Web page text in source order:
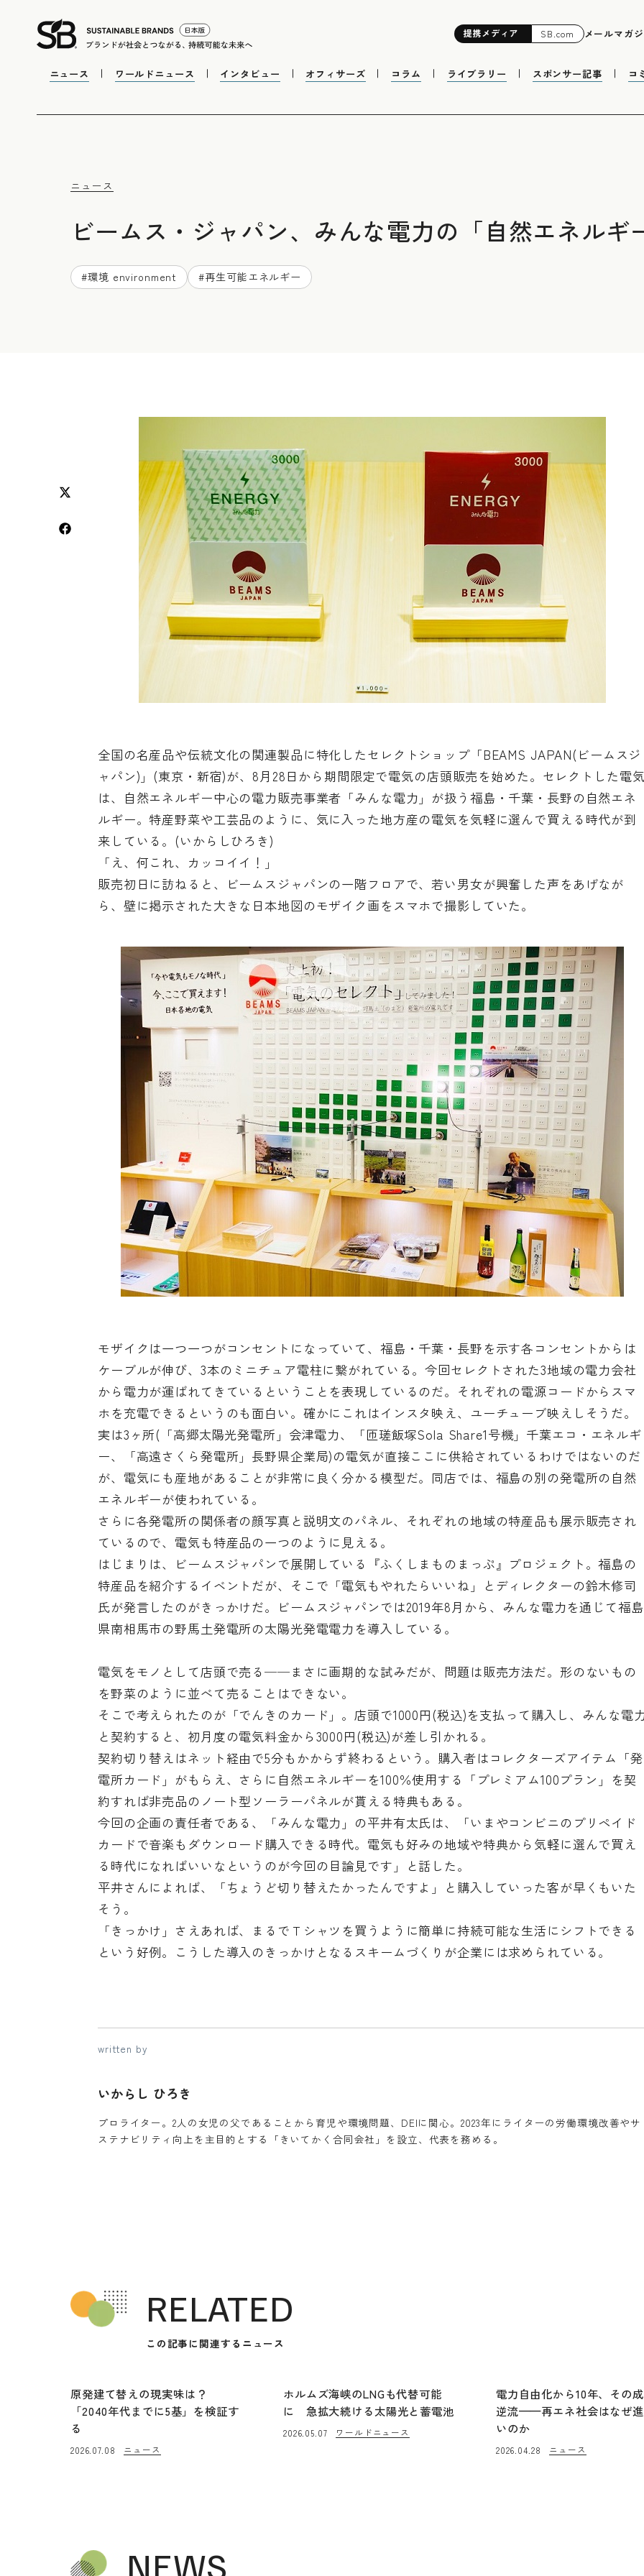
提携メディア SB.com メールマガ
ニュース ワールドニュース インタビュー オフィサーズ コラム ライブラリー スポンサー記事 コ
ニュース
ビームス・ジャパン、みんな電力の「自然エネル
#環境 environment #再生可能エネルギー
全国の名産品や伝統文化の関連製品に特化したセレクトショップ「BEAMS JAPAN(ビームスジ
ャパン)」(東京・新宿)が、8月28日から期間限定で電気の店頭販売を始めた。セレクトした電
は、自然エネルギー中心の電力販売事業者「みんな電力」が扱う福島・千葉・長野の自然エネ
ルギー。特産野菜や工芸品のように、気に入った地方産の電気を気軽に選んで買える時代が到
来している。(いからしひろき)
「え、何これ、カッコイイ！」
販売初日に訪ねると、ビームスジャパンの一階フロアで、若い男女が興奮した声をあげなが
ら、壁に掲示された大きな日本地図のモザイク画をスマホで撮影していた。
モザイクは一つ一つがコンセントになっていて、福島・千葉・長野を示す各コンセントからは
ケーブルが伸び、3本のミニチュア電柱に繋がれている。今回セレクトされた3地域の電力会社
から電力が運ばれてきているということを表現しているのだ。それぞれの電源コードからスマ
ホを充電できるというのも面白い。確かにこれはインスタ映え、ユーチューブ映えしそうだ。
実は3ヶ所(「高郷太陽光発電所」会津電力、「匝瑳飯塚Sola Share1号機」千葉エコ・エネルギ
ー、「高遠さくら発電所」長野県企業局)の電気が直接ここに供給されているわけではないのだ
が、電気にも産地があることが非常に良く分かる模型だ。同店では、福島の別の発電所の自然
エネルギーが使われている。
さらに各発電所の関係者の顔写真と説明文のパネル、それぞれの地域の特産品も展示販売され
ているので、電気も特産品の一つのように見える。
はじまりは、ビームスジャパンで展開している『ふくしまものまっぷ』プロジェクト。福島の
特産品を紹介するイベントだが、そこで「電気もやれたらいいね」とディレクターの鈴木修司
氏が発言したのがきっかけだ。ビームスジャパンでは2019年8月から、みんな電力を通じて福島
県南相馬市の野馬土発電所の太陽光発電電力を導入している。
電気をモノとして店頭で売る──まさに画期的な試みだが、問題は販売方法だ。形のないもの
を野菜のように並べて売ることはできない。
そこで考えられたのが「でんきのカード」。店頭で1000円(税込)を支払って購入し、みんな電
と契約すると、初月度の電気料金から3000円(税込)が差し引かれる。
契約切り替えはネット経由で5分もかからず終わるという。購入者はコレクターズアイテム「発
電所カード」がもらえ、さらに自然エネルギーを100％使用する「プレミアム100プラン」を契
約すれば非売品のノート型ソーラーパネルが貰える特典もある。
今回の企画の責任者である、「みんな電力」の平井有太氏は、「いまやコンビニのプリペイド
カードで音楽もダウンロード購入できる時代。電気も好みの地域や特典から気軽に選んで買え
る時代になればいいなというのが今回の目論見です」と話した。
平井さんによれば、「ちょうど切り替えたかったんですよ」と購入していった客が早くもいた
そう。
「きっかけ」さえあれば、まるでＴシャツを買うように簡単に持続可能な生活にシフトできる
という好例。こうした導入のきっかけとなるスキームづくりが企業には求められている。
written by
いからし ひろき
プロライター。2人の女児の父であることから育児や環境問題、DEIに関心。2023年にライターの労働環境改善やサ
ステナビリティ向上を主目的とする「きいてかく合同会社」を設立、代表を務める。
RELATED
この記事に関連するニュース
原発建て替えの現実味は？
「2040年代までに5基」を検証す
る
2026.07.08 ニュース
ホルムズ海峡のLNGも代替可能
に 急拡大続ける太陽光と蓄電池
2026.05.07 ワールドニュース
電力自由化から10年、その
逆流——再エネ社会はなぜ
いのか
2026.04.28 ニュース
NEWS